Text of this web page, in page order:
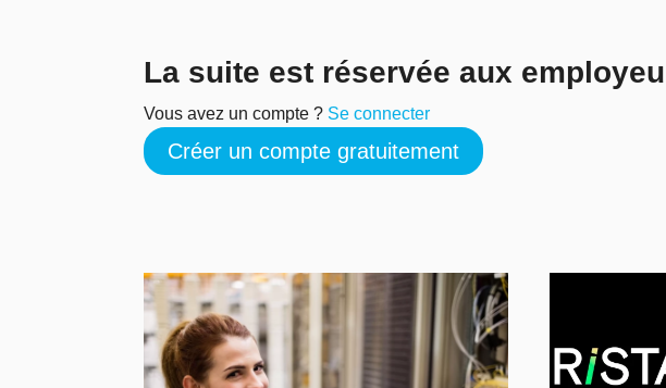
La suite est réservée aux
Vous avez un compte ? Se connecter
Créer un compte gratuitement